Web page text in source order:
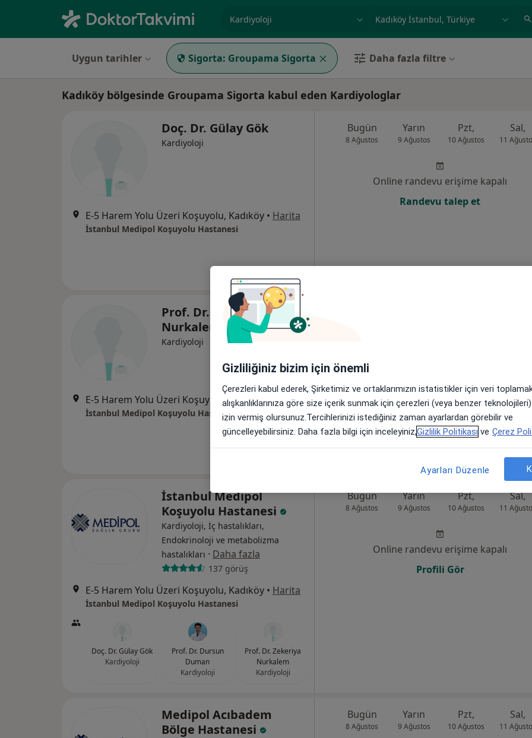
örnek: İstanbul
Uygun tarihler Sigorta: Groupama Sigorta Daha fazla filtre
Kadıköy bölgesinde Groupama Sigorta kabul eden Kardiyologlar
Doç. Dr. Gülay Gök
Kardiyoloji
E-5 Harem Yolu Üzeri Koşuyolu, Kadıköy • Harita
İstanbul Medipol Koşuyolu Hastanesi
Bugün
8 Ağustos
Yarın
9 Ağustos
Pzt,
10 Ağustos
Sal,
11
Online randevu erişime kapalı
Randevu talep et
Prof. Dr. Zekeriya
Nurkalem
Kardiyoloji
E-5 Harem Yolu Üzeri Koşuyolu, Kadıköy•Harita
İstanbul Medipol Koşuyolu Hastanesi
Randevu talep et
İstanbul Medipol
Koşuyolu Hastanesi
Kardiyoloji, İç hastalıkları,
Endokrinoloji ve metabolizma
hastalıkları · Daha fazla
137 görüş
E-5 Harem Yolu Üzeri Koşuyolu, Kadıköy • Harita
İstanbul Medipol Koşuyolu Hastanesi
Doç. Dr. Gülay Gök
Kardiyoloji
Prof. Dr. Dursun
Duman
Kardiyoloji
Prof. Dr. Zekeriya
Nurkalem
Kardiyoloji
Bugün
8 Ağustos
Yarın
9 Ağustos
Pzt,
10 Ağustos
Sal,
11
Online randevu erişime kapalı
Profili Gör
Medipol Acıbadem
Bölge Hastanesi
Bugün
8 Ağustos
Yarın
9 Ağustos
Pzt,
10 Ağustos
Sal,
11
Gizliliğiniz bizim için önemli
Çerezleri kabul ederek, Şirketimiz ve ortaklarımızın istatistikler için veri
alışkanlıklarınıza göre size içerik sunmak için çerezleri (veya benzer
izin vermiş olursunuz.Tercihlerinizi istediğiniz zaman ayarlardan görebilir ve
güncelleyebilirsiniz. Daha fazla bilgi için inceleyiniz,Gizlilik Politikası ve Çerez
Ayarları Düzenle